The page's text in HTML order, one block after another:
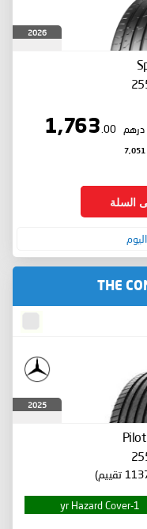
2026
درهم .00
السلة
اليوم
THE
2025
1-yr Hazard Cover